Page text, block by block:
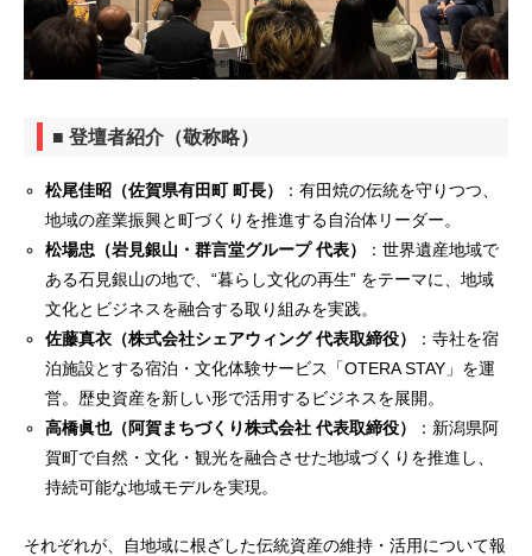
■ 登壇者紹介（敬称略）
松尾佳昭（佐賀県有田町 町長）
：有田焼の伝統を守りつつ、
地域の産業振興と町づくりを推進する自治体リーダー。
松場忠（岩見銀山・群言堂グループ 代表）
：世界遺産地域で
ある石見銀山の地で、“暮らし文化の再生” をテーマに、地域
文化とビジネスを融合する取り組みを実践。
佐藤真衣（株式会社シェアウィング 代表取締役）
：寺社を宿
泊施設とする宿泊・文化体験サービス「OTERA STAY」を運
営。歴史資産を新しい形で活用するビジネスを展開。
高橋眞也（阿賀まちづくり株式会社 代表取締役）
：新潟県阿
賀町で自然・文化・観光を融合させた地域づくりを推進し、
持続可能な地域モデルを実現。
それぞれが、自地域に根ざした伝統資産の維持・活用について報